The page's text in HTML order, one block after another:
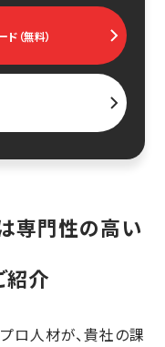
（無料）
専門性の高い
紹介
ロ人材が、貴社の課